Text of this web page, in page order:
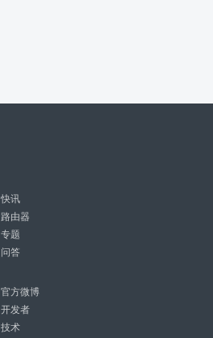
快讯
路由器
专题
问答
官方微博
开发者
技术